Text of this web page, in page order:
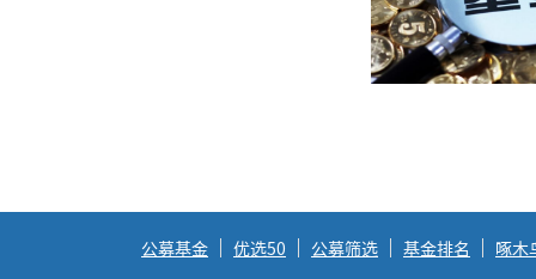
公募基金 优选50 公募筛选 基金排名
啄木